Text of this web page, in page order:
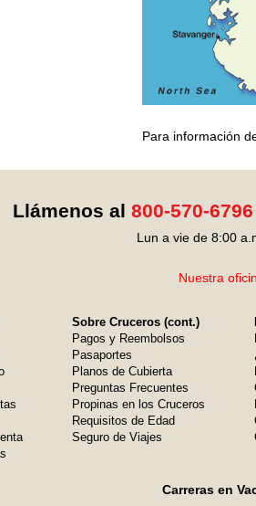
Para información
Llámenos al 800-570-6796
Lun a vie de 8:00
Nuestra
Sobre Cruceros (cont.)
Pagos y Reembolsos
Pasaportes
Planos de Cubierta
Preguntas Frecuentes
Propinas en los Cruceros
Requisitos de Edad
Seguro de Viajes
Carreras en